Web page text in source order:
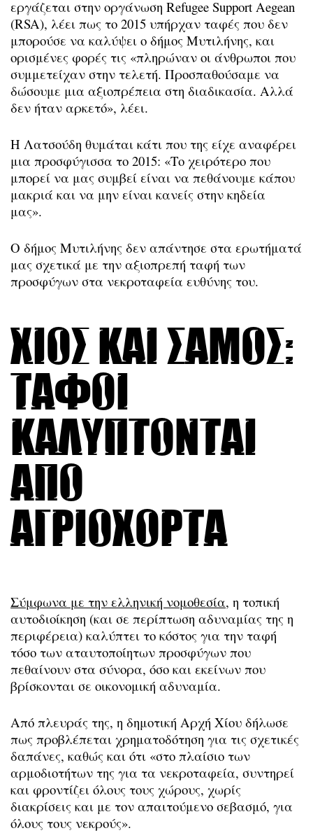
εργάζεται στην οργάνωση Refugee Support Aegean
(RSA), λέει πως το 2015 υπήρχαν ταφές που δεν
μπορούσε να καλύψει ο δήμος Μυτιλήνης, και
ορισμένες φορές τις «πληρώναν οι άνθρωποι που
συμμετείχαν στην τελετή. Προσπαθούσαμε να
δώσουμε μια αξιοπρέπεια στη διαδικασία. Αλλά
δεν ήταν αρκετό», λέει.
Η Λατσούδη θυμάται κάτι που της είχε αναφέρει
μια προσφύγισσα το 2015: «Το χειρότερο που
μπορεί να μας συμβεί είναι να πεθάνουμε κάπου
μακριά και να μην είναι κανείς στην κηδεία
μας».
Ο δήμος Μυτιλήνης δεν απάντησε στα ερωτήματά
μας σχετικά με την αξιοπρεπή ταφή των
προσφύγων στα νεκροταφεία ευθύνης του.
Χίος και Σάμος:
τάφοι
καλύπτονται
από
αγριόχορτα
Σύμφωνα με την ελληνική νομοθεσία, η τοπική
αυτοδιοίκηση (και σε περίπτωση αδυναμίας της η
περιφέρεια) καλύπτει το κόστος για την ταφή
τόσο των αταυτοποίητων προσφύγων που
πεθαίνουν στα σύνορα, όσο και εκείνων που
βρίσκονται σε οικονομική αδυναμία.
Από πλευράς της, η δημοτική Αρχή Χίου δήλωσε
πως προβλέπεται χρηματοδότηση για τις σχετικές
δαπάνες, καθώς και ότι «στο πλαίσιο των
αρμοδιοτήτων της για τα νεκροταφεία, συντηρεί
και φροντίζει όλους τους χώρους, χωρίς
διακρίσεις και με τον απαιτούμενο σεβασμό, για
όλους τους νεκρούς».